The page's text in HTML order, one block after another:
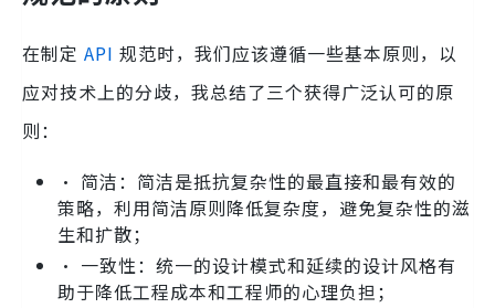
在制定 API 规范时，我们应该遵循一些基本原则，以
应对技术上的分歧，我总结了三个获得广泛认可的原
则：
• 简洁：简洁是抵抗复杂性的最直接和最有效的
策略，利用简洁原则降低复杂度，避免复杂性的滋
生和扩散；
• 一致性：统一的设计模式和延续的设计风格有
助于降低工程成本和工程师的心理负担；